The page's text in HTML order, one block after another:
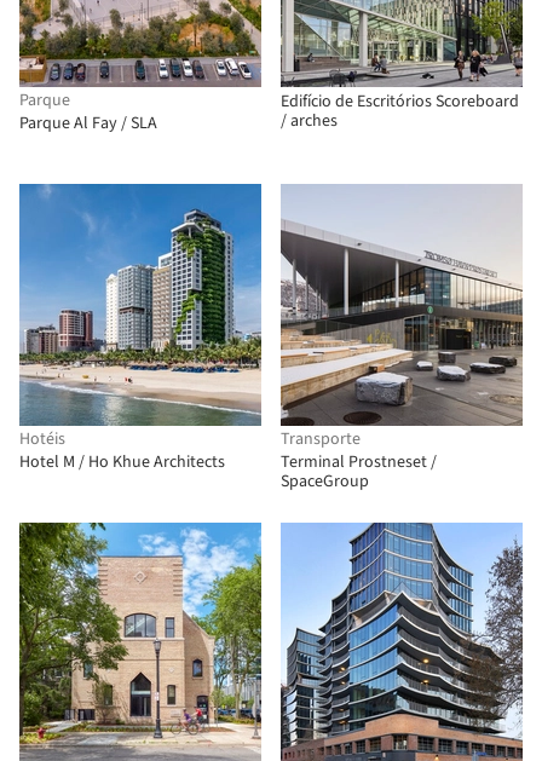
Parque
Parque Al Fay / SLA
Edifício de Escritórios Scoreboard
/ arches
Hotéis
Hotel M / Ho Khue Architects
Transporte
Terminal Prostneset /
SpaceGroup